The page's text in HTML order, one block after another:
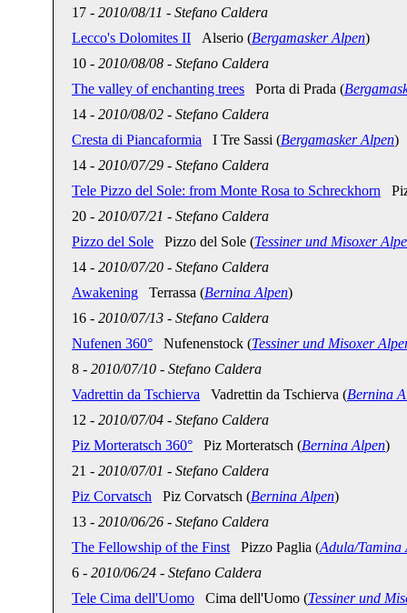
17 - 2010/08/11 - Stefano Caldera
Lecco's Dolomites II Alserio (Bergamasker Alpen)
10 - 2010/08/08 - Stefano Caldera
The valley of enchanting trees Porta di Prada (
14 - 2010/08/02 - Stefano Caldera
Cresta di Piancaformia I Tre Sassi (Bergamasker Alpen)
14 - 2010/07/29 - Stefano Caldera
Tele Pizzo del Sole: from Monte Rosa to Schreckhorn
20 - 2010/07/21 - Stefano Caldera
Pizzo del Sole Pizzo del Sole (Tessiner und Misoxer
14 - 2010/07/20 - Stefano Caldera
Awakening Terrassa (Bernina Alpen)
16 - 2010/07/13 - Stefano Caldera
Nufenen 360° Nufenenstock (Tessiner und Misoxer
8 - 2010/07/10 - Stefano Caldera
Vadrettin da Tschierva Vadrettin da Tschierva (Bernina
12 - 2010/07/04 - Stefano Caldera
Piz Morteratsch 360° Piz Morteratsch (Bernina Alpen)
21 - 2010/07/01 - Stefano Caldera
Piz Corvatsch Piz Corvatsch (Bernina Alpen)
13 - 2010/06/26 - Stefano Caldera
The Fellowship of the Finst Pizzo Paglia (Adula/Tamina
6 - 2010/06/24 - Stefano Caldera
Tele Cima dell'Uomo Cima dell'Uomo (Tessiner und